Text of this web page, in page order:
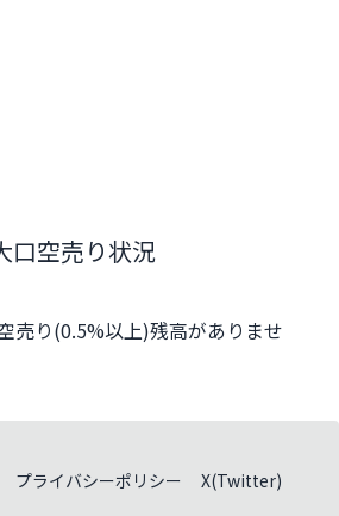
口空売り状況
売り(0.5%以上)残高がありませ
プライバシーポリシー X(Twitter)